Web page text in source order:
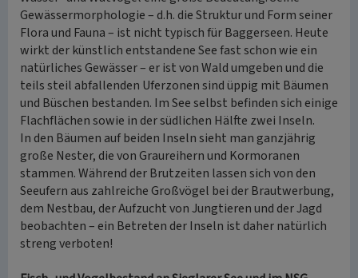
Gewässermorphologie – d.h. die Struktur und Form seiner
Flora und Fauna – ist nicht typisch für Baggerseen. Heute
wirkt der künstlich entstandene See fast schon wie ein
natürliches Gewässer – er ist von Wald umgeben und die
teils steil abfallenden Uferzonen sind üppig mit Bäumen
und Büschen bestanden. Im See selbst befinden sich einige
Flachflächen sowie in der südlichen Hälfte zwei Inseln.
In den Bäumen auf beiden Inseln sieht man ganzjährig
große Nester, die von Graureihern und Kormoranen
stammen. Während der Brutzeiten lassen sich von den
Seeufern aus zahlreiche Großvögel bei der Brautwerbung,
dem Nestbau, der Aufzucht von Jungtieren und der Jagd
beobachten – ein Betreten der Inseln ist daher natürlich
streng verboten!